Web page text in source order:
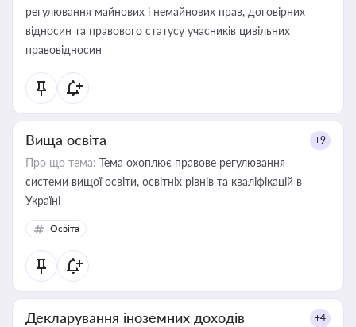
регулювання майнових і немайнових прав, договірних
відносин та правового статусу учасників цивільних
правовідносин
Вища освіта +9
Про що тема: Тема охоплює правове регулювання
системи вищої освіти, освітніх рівнів та кваліфікацій в
Україні
Освіта
Декларування іноземних доходів +4